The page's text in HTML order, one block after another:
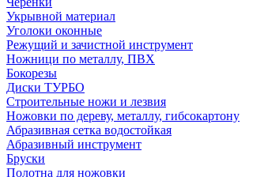
Укрывной материал
Уголоки оконные
Режущий и зачистной инструмент
Ножници по металлу, ПВХ
Бокорезы
Диски ТУРБО
Строительные ножи и лезвия
Ножовки по дереву, металлу, гибсокартону
Абразивная сетка водостойкая
Абразивный инструмент
Бруски
Полотна для ножовки